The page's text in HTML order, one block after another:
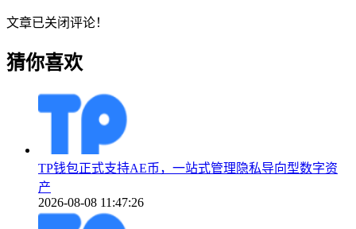
文章已关闭评论！
猜你喜欢
TP钱包正式支持AE币，一站式管理隐私导向型数字资
产
2026-08-08 11:47:26